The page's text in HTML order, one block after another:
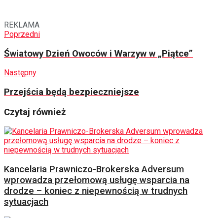
REKLAMA
Poprzedni
Światowy Dzień Owoców i Warzyw w „Piątce”
Następny
Przejścia będą bezpieczniejsze
Czytaj również
Kancelaria Prawniczo-Brokerska Adversum
wprowadza przełomową usługę wsparcia na
drodze – koniec z niepewnością w trudnych
sytuacjach